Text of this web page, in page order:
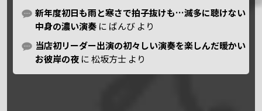
新年度初日も雨と寒さで拍子抜けも…滅多に聴けない
中身の濃い演奏 に ばんび より
当店初リーダー出演の初々しい演奏を楽しんだ暖かい
お彼岸の夜 に松坂方士 より